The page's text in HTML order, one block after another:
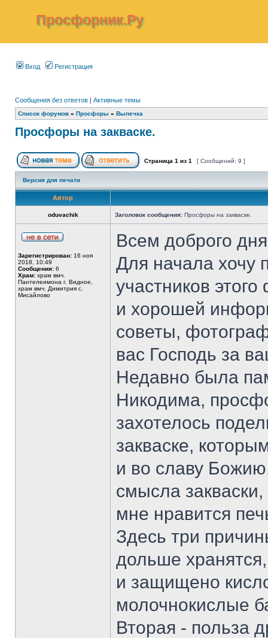
Просфорник.Ру
Вход Регистрация
Сообщения без ответов | Активные темы
Список форумов » Просфоры » Выпечка
Просфоры на закваске.
Страница 1 из 1 [ Сообщений: 9 ]
Версия для печати
Автор
oduvachik Заголовок сообщения: Просфоры на закваске.
Зарегистрирован: 16 ноя
2018, 10:49
Сообщения: 6
Храм: храм вмч.
Пантелеимона г. Видное,
храм вмч. Димитрия с.
Мисайлово
Всем доброго
Для начала хочу
участников
и хорошей
советы,
вас Господь за
Недавно была
Никодима,
захотелось
закваске,
и во славу
смысла
мне нравится
Здесь три
дольше
и защищено
молочнокислые
Вторая - польза